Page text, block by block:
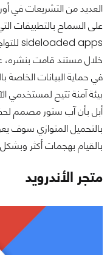
العديد من التشريعات في
على السماح بالتطبيقات
sideloaded apps للتواجد على
خلال مستند قامت بنشره،
في حماية البيانات
بيئة آمنة تتيح لمستخدمي
أبل بأن آب ستور مصمم
بالتحميل المتوازي سوف
بالقيام بهجمات أكثر
متجر الأندرويد